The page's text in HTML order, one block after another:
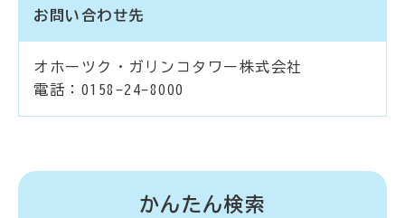
お問い合わせ先
オホーツク・ガリンコタワー株式会社
電話：0158-24-8000
かんたん検索